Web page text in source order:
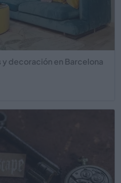
decoración en Barcelona